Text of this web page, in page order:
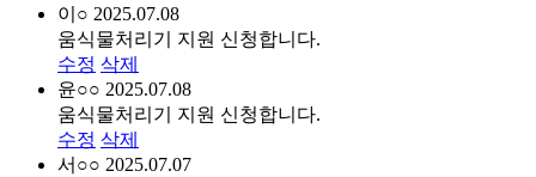
이○ 2025.07.08
움식물처리기 지원 신청합니다.
수정 삭제
윤○○ 2025.07.08
움식물처리기 지원 신청합니다.
수정 삭제
서○○ 2025.07.07